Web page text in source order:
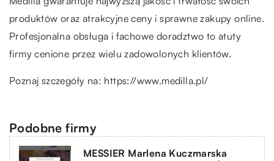
produktów oraz atrakcyjne ceny i sprawne zakupy online.
Profesjonalna obsługa i fachowe doradztwo to atuty
firmy cenione przez wielu zadowolonych klientów.
Poznaj szczegóły na: https://www.medilla.pl/
Podobne firmy
MESSIER Marlena Kuczmarska